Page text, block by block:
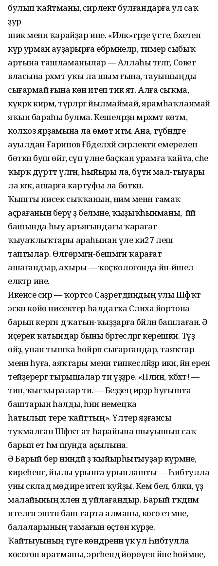
булып ҡайтманы, әсирлектә булғандарға ул саҡ
ҙур
шик менән ҡарайҙар ине. «Иләк»тәрҙе үтте, бәхетенә
күрә урман ауҙарырға ебәрмәнеләр, тимер сыбыҡ
артына ташламанылар — Аллаһы тәғәләгә, Совет
власына рәхмәт уҡы ла шым ғына, тауышыңды
сығармай ғына көн итеп тик ят. Алға сыҡма,
күкрәк кирмә, түрәләргә йылмаймай, ярамһаҡланмай
яҡын бараһы булма. Кешеләрҙән мәрхәмәт көтмә,
колхоз ярҙамына ла өмөт итмә. Ана, түбәндәге
ауылдан Ғарипов Ғәбделхәй әсирлектән емерелеп
бөткән буш өйгә, сүп үләне баҫҡан урамға ҡайта, әсәһе
ҡырҡ дүрттә үлгән, һыйыры ла, бүтән мал-тыуары
ла юҡ, ашарға картуфы ла бөткән.
Ҡышты нисек сыҡҡанын, нимә менән тамаҡ
аҫрағанын берәү ҙә белмәне, ҡыҙыҡһынманы, ә йәй
башында һыу аръяғындағы ҡарағат
ҡыуаҡлыҡтары араһынан үле ки27 леш
таптылар. Өлгөрмәгән-бешмәгән ҡарағат
ашағандыр, ахыры — ҡоҫҡолоғонда йәп-йәшел
еләктәр ине.
Икенсе әсир — ҡортсо Саҙретдиндың улы Шәфҡәт
эскән көйө нисектер һалдатка Сәлиха йортона
барып кергән дә ҡатын-ҡыҙҙарға бәйләнә башлаған. Ә
иҫерек ҡатындар быны бәргесләргә керешкән. Тәүҙә
өйҙә, унан тышҡа һөйрәп сығарғандар, таяҡтар
менән һуға, аяҡтары менән типкесләйҙәр икән, йән еренә
тейҙерергә тырышалар ти үҙҙәре. «Плин, ҡәбәхәт! —
тип, ҡысҡыралар ти. — Беҙҙең ирҙәр һуғышта
баштарын һалды, һин немецҡа
һатылып тере ҡайттың». Үлтерә яҙғансы
туҡмалған Шәфҡәт ат һарайына шыуышып саҡ
барып етә һәм шунда аҫылына.
Ә Барый бер ниндәй ҙә ҡыйырһытыуҙар күрмәне,
киреһенсә, йылы урынға урынлашты — Һибәтулла
уны склад мөдире итеп ҡуйҙы. Кем белә, бәлки, үҙ
малайының хәлен дә уйлағандыр. Барый тәҡдим
ителгән эштән баш тарта алманы, көсө етмәне,
балаларының тамағын өҫтөн күрҙе.
Ҡайтыуының тәүге көндәренән үк ул Һибәтулла
көсөгөн яратманы, эргәһендә йөрөүен йәне һөймәне,